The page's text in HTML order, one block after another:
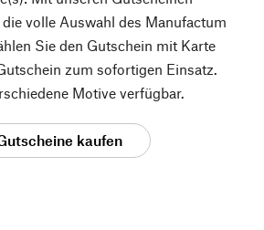
volle Auswahl des Manufactum
Sie den Gutschein mit Karte
zum sofortigen Einsatz.
Motive verfügbar.
kaufen